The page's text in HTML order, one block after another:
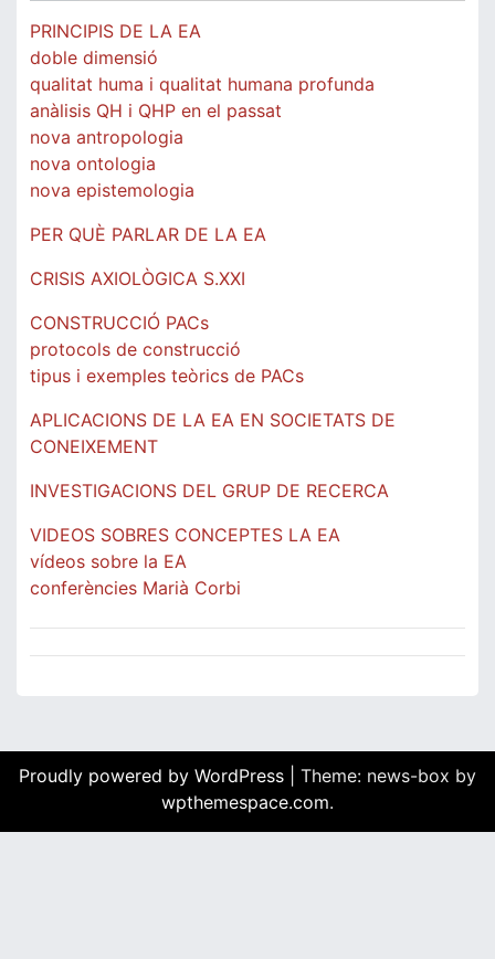
PRINCIPIS DE LA EA
doble dimensió
qualitat huma i qualitat humana profunda
anàlisis QH i QHP en el passat
nova antropologia
nova ontologia
nova epistemologia
PER QUÈ PARLAR DE LA EA
CRISIS AXIOLÒGICA S.XXI
CONSTRUCCIÓ PACs
protocols de construcció
tipus i exemples teòrics de PACs
APLICACIONS DE LA EA EN SOCIETATS DE
CONEIXEMENT
INVESTIGACIONS DEL GRUP DE RECERCA
VIDEOS SOBRES CONCEPTES LA EA
vídeos sobre la EA
conferències Marià Corbi
Proudly powered by WordPress
Theme: news-box by
wpthemespace.com.